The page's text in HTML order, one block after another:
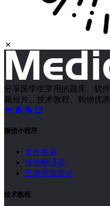
分享医学生常用的题库、软
频短片、技术教程、购物优惠
微信小程序
文件签名
猫狗翻译器
艺术签名设计
技术教程